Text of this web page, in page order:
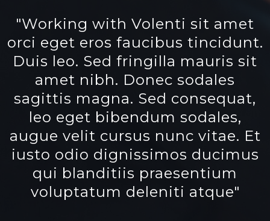
"Working with Volenti sit amet
orci eget eros faucibus tincidunt.
Duis leo. Sed fringilla mauris sit
amet nibh. Donec sodales
sagittis magna. Sed consequat,
leo eget bibendum sodales,
augue velit cursus nunc vitae. Et
iusto odio dignissimos ducimus
qui blanditiis praesentium
voluptatum deleniti atque"
"Quisque rutrum. Aenean
imperdiet. Etiam ultricies nisi vel
augue. Curabitur ullamcorper
ultricies nisi. Nam eget dui.
Etiam rhoncus. Maecenas
tempus, tellus eget
condimentum rhoncus, sem
quam semper libero. officiis
debitis aut rerum necessitatibus
saepe eveniet ut et voluptates